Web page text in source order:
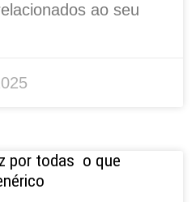
ao seu
por todas o que